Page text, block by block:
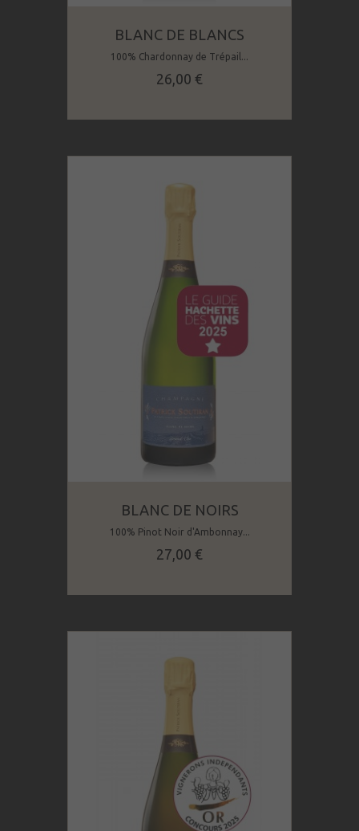
BLANC DE BLANCS
100% Chardonnay de Trépail...
Prix
26,00 €
BLANC DE NOIRS
100% Pinot Noir d'Ambonnay...
Prix
27,00 €